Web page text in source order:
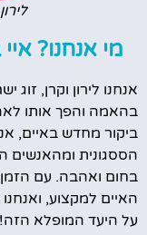
מי אנחנו?
אנחנו לירון וקרן,
בהאמה והפך אותו
ביקור מחדש באיים,
הססגונית ומהאנשים
בחום ואהבה. עם
האיים למקצוע,
על היעד המופלא הזה!